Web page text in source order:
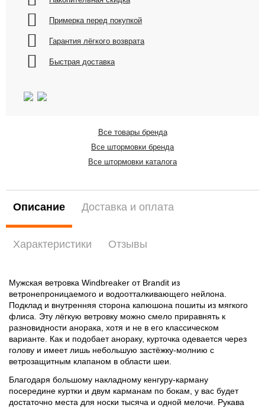
Примерка перед покупкой
Гарантия лёгкого возврата
Быстрая доставка
Все товары бренда
Все штормовки бренда
Все штормовки каталога
Описание Доставка и оплата
Характеристики Отзывы
Мужская ветровка Windbreaker от Brandit из
ветронепроницаемого и водоотталкивающего нейлона.
Подклад и внутренняя сторона капюшона пошиты из мягкого
флиса. Эту лёгкую ветровку можно смело приравнять к
разновидности анорака, хотя и не в его классическом
варианте. Как и подобает анораку, курточка одевается через
голову и имеет лишь небольшую застёжку-молнию с
ветрозащитным клапаном в области шеи.
Благодаря большому накладному кенгуру-карману
посередине куртки и двум карманам по бокам, у вас будет
достаточно места для носки тысяча и одной мелочи. Рукава